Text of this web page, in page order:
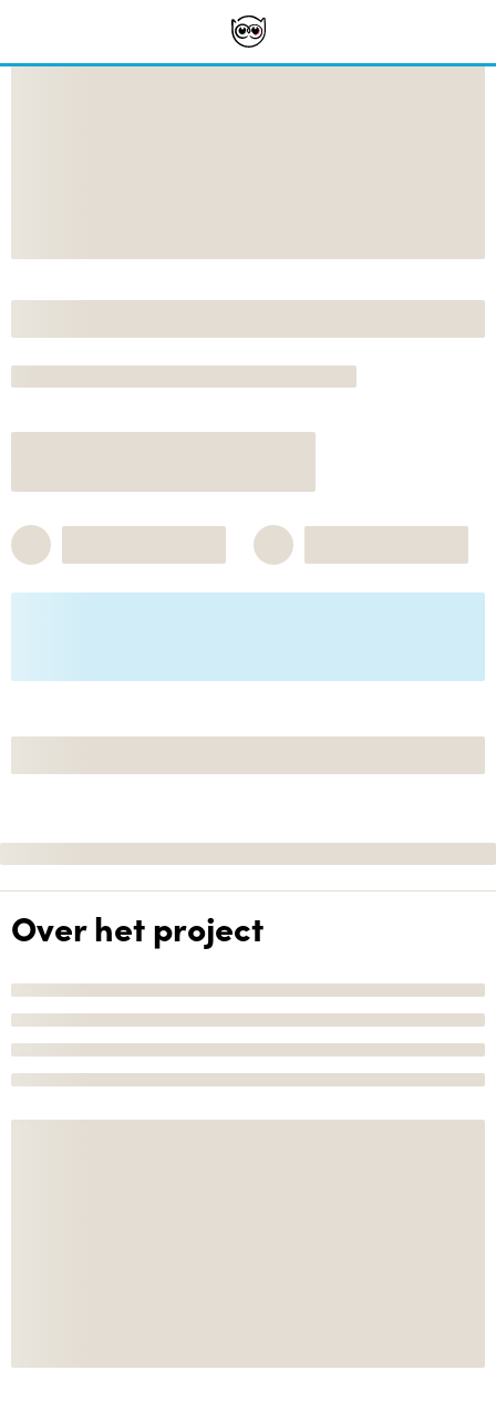
Over het project